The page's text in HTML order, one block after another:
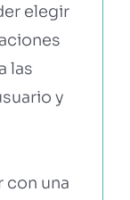
elegir
las
y
con una